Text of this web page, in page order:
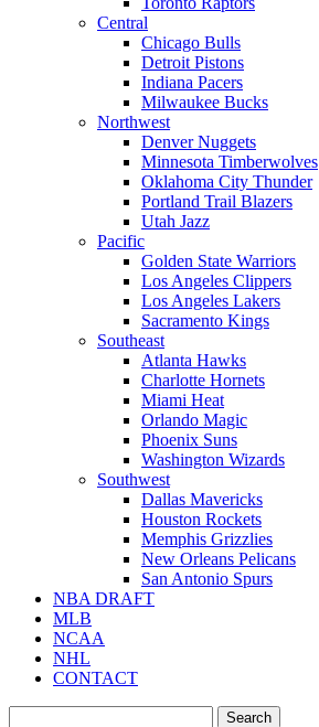
Central
Chicago Bulls
Detroit Pistons
Indiana Pacers
Milwaukee Bucks
Northwest
Denver Nuggets
Minnesota Timberwolves
Oklahoma City Thunder
Portland Trail Blazers
Utah Jazz
Pacific
Golden State Warriors
Los Angeles Clippers
Los Angeles Lakers
Sacramento Kings
Southeast
Atlanta Hawks
Charlotte Hornets
Miami Heat
Orlando Magic
Phoenix Suns
Washington Wizards
Southwest
Dallas Mavericks
Houston Rockets
Memphis Grizzlies
New Orleans Pelicans
San Antonio Spurs
NBA DRAFT
MLB
NCAA
NHL
CONTACT